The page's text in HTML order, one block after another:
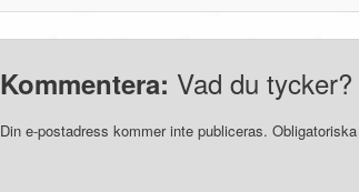
Kommentera: Vad du
Din e-postadress kommer inte publiceras.